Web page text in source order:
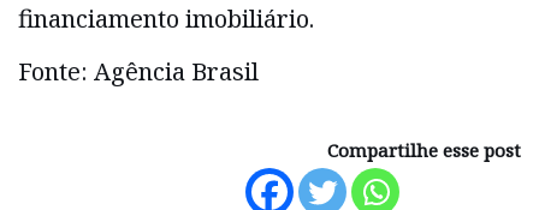
financiamento imobiliário.
Fonte: Agência Brasil
Compartilhe esse post